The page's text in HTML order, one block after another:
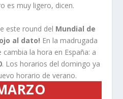
es muy ligero, dicen.
este round del Mundial de
al dato! En la madrugada
la hora en España: a
. Los horarios del domingo ya
horario de verano.